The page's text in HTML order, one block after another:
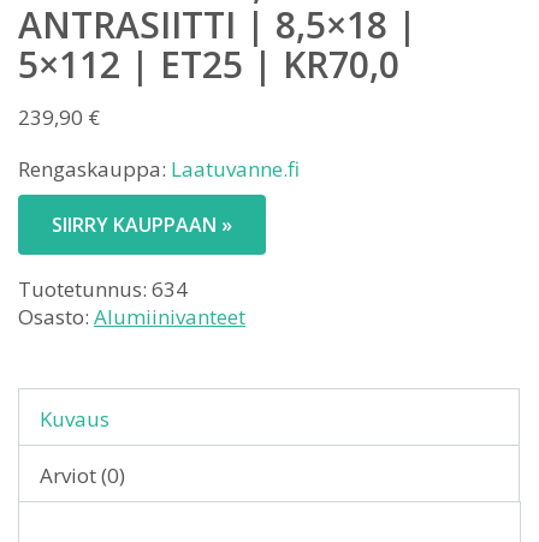
ANTRASIITTI | 8,5×18 |
5×112 | ET25 | KR70,0
239,90 €
Rengaskauppa: Laatuvanne.fi
SIIRRY KAUPPAAN »
Tuotetunnus: 634
Osasto: Alumiinivanteet
Kuvaus
Arviot (0)